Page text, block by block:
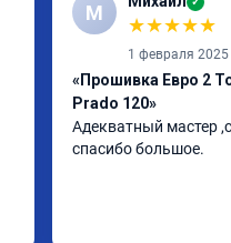
М
★★★★★
1 февраля 2025
«Прошивка Евро 2
Prado 120»
Адекватный мастер
спасибо большое.